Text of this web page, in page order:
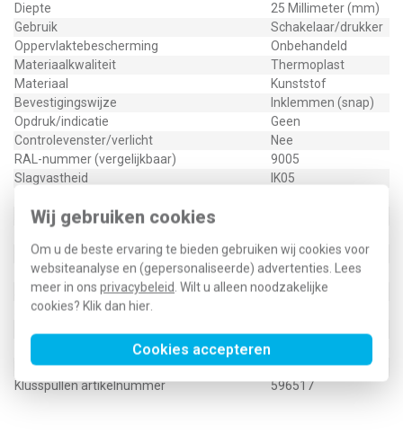
Wij gebruiken cookies
Om u de beste ervaring te bieden gebruiken wij cookies voor
websiteanalyse en (gepersonaliseerde) advertenties. Lees
meer in ons privacybeleid . Wilt u alleen noodzakelijke
cookies? Klik dan hier
Cookies accepteren
Diepte
25 Millimeter (mm)
Gebruik
Schakelaar/drukker
Oppervlaktebescherming
Onbehandeld
Materiaalkwaliteit
Thermoplast
Materiaal
Kunststof
Bevestigingswijze
Inklemmen (snap)
Opdruk/indicatie
Geen
Controlevenster/verlicht
Nee
RAL-nummer (vergelijkbaar)
9005
Slagvastheid
IK05
Met verwisselbare lens/symbool
Geschikt voor beschermingsgraad (IP)
IP20
Geschikt voor bussysteem-toetsaansluiting
Nee
Aftastsymbool / barrièrevrij
Nee
Antibacteriële behandeling
EAN (GTIN-13)
3250610073391
Klusspullen artikelnummer
596517